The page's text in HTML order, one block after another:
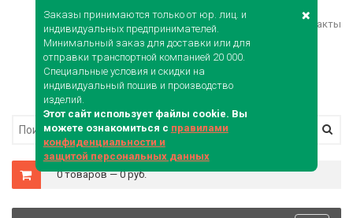
Войти Контакты
0 товаров — 0 руб.
Заказы принимаются только от юр. лиц. и
индивидуальных предпринимателей.
Минимальный заказ для доставки или для
отправки транспортной компанией 20 000.
Специальные условия и скидки на
индивидуальный пошив и производство
изделий.
Этот сайт использует файлы cookie. Вы
можете ознакомиться с правилами
конфиденциальности и
защитой персональных данных